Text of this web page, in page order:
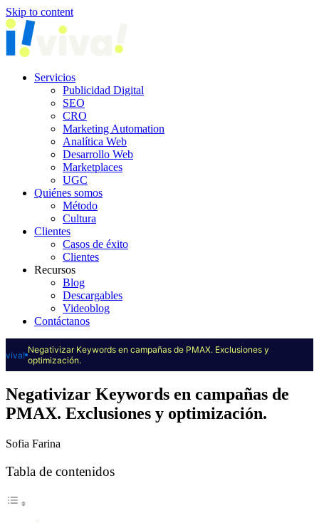
Skip to content
Servicios
Publicidad Digital
SEO
CRO
Marketing Automation
Analítica Web
Desarrollo Web
Marketplaces
UGC
Quiénes somos
Método
Cultura
Clientes
Casos de éxito
Clientes
Recursos
Blog
Descargables
Videoblog
Contáctanos
viva! Negativizar Keywords en campañas de PMAX. Exclusiones y
optimización.
Negativizar Keywords en campañas de
PMAX. Exclusiones y optimización.
Sofia Farina
Tabla de contenidos